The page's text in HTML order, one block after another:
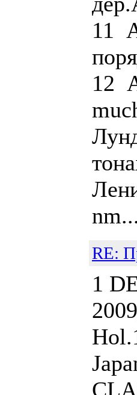
11
12
nm...
RE:
1